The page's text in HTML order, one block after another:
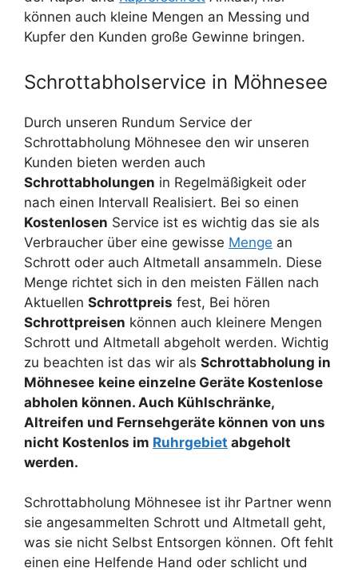
können auch kleine Mengen an Messing und
Kupfer den Kunden große Gewinne bringen.
Schrottabholservice in Möhnesee
Durch unseren Rundum Service der
Schrottabholung Möhnesee den wir unseren
Kunden bieten werden auch
Schrottabholungen in Regelmäßigkeit oder
nach einen Intervall Realisiert. Bei so einen
Kostenlosen Service ist es wichtig das sie als
Verbraucher über eine gewisse Menge an
Schrott oder auch Altmetall ansammeln. Diese
Menge richtet sich in den meisten Fällen nach
Aktuellen Schrottpreis fest, Bei hören
Schrottpreisen können auch kleinere Mengen
Schrott und Altmetall abgeholt werden. Wichtig
zu beachten ist das wir als Schrottabholung in
Möhnesee keine einzelne Geräte Kostenlose
abholen können. Auch Kühlschränke,
Altreifen und Fernsehgeräte können von uns
nicht Kostenlos im Ruhrgebiet abgeholt
werden.
Schrottabholung Möhnesee ist ihr Partner wenn
sie angesammelten Schrott und Altmetall geht,
was sie nicht Selbst Entsorgen können. Oft fehlt
einen eine Helfende Hand oder schlicht und